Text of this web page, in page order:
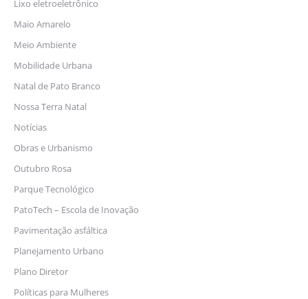
Lixo eletroeletrônico
Maio Amarelo
Meio Ambiente
Mobilidade Urbana
Natal de Pato Branco
Nossa Terra Natal
Notícias
Obras e Urbanismo
Outubro Rosa
Parque Tecnológico
PatoTech – Escola de Inovação
Pavimentação asfáltica
Planejamento Urbano
Plano Diretor
Políticas para Mulheres